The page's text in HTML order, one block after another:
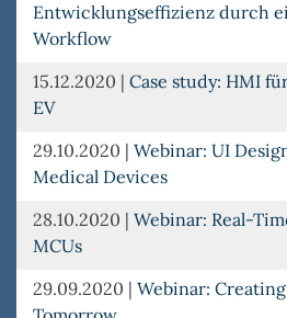
Entwicklungseffizienz durch
Workflow
15.12.2020 | Case study: HMI
EV
29.10.2020 | Webinar: UI
Medical Devices
28.10.2020 | Webinar: Real-
MCUs
29.09.2020 | Webinar: